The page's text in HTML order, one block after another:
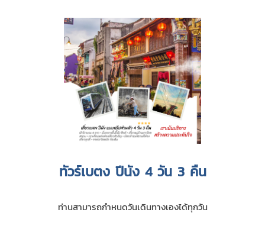
ทัวร์เบตง ปีนัง 4 วัน 3 คืน
ท่านสามารถกำหนดวันเดินทางเองได้ทุกวัน